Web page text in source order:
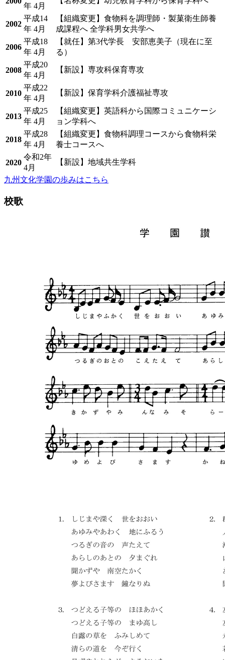
年 4月
2002
平成14
年 4月
【組織変更】食物科を調理師・製菓衛生師養
成課程へ 全学科男女共学へ
2006
平成18
年 4月
【就任】第3代学長 安部恵美子（現在に至
る）
2008
平成20
年 4月
【新設】専攻科保育専攻
2010
平成22
年 4月
【新設】保育学科介護福祉専攻
2013
平成25
年 4月
【組織変更】英語科から国際コミュニケーシ
ョン学科へ
2018
平成28
年 4月
【組織変更】食物科調理コースから食物科栄
養士コースへ
2020
令和2年
4月
【新設】地域共生学科
九州文化学園の歩みはこちら
校歌